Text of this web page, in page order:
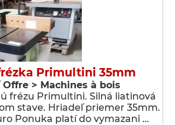
Primultini 35mm
> Machines à bois
frézu Primultini. Silná liatinová
stave. Hriadeľ priemer 35mm.
Ponuka platí do vymazani …